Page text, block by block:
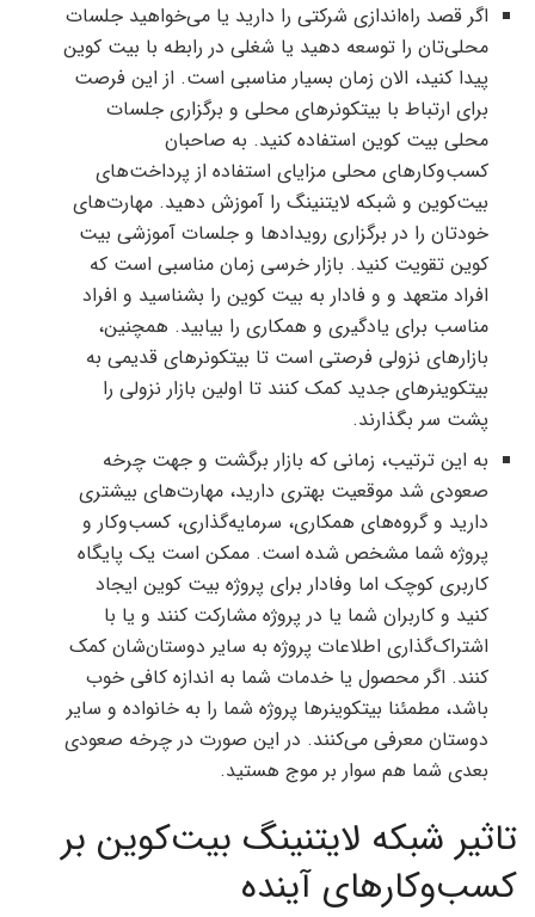
اگر قصد راه‌اندازی شرکتی را دارید یا می‌خواهید جلسات
محلی‌تان را توسعه دهید یا شغلی در رابطه با بیت کوین
پیدا کنید، الان زمان بسیار مناسبی است. از این فرصت
برای ارتباط با بیتکونرهای محلی و برگزاری جلسات
محلی بیت کوین استفاده کنید. به صاحبان
کسب‌و‌کارهای محلی مزایای استفاده از پرداخت‌های
بیت‌کوین و شبکه لایتنینگ را آموزش دهید. مهارت‌های
خودتان را در برگزاری رویدادها و جلسات آموزشی بیت
کوین تقویت کنید. بازار خرسی زمان مناسبی است که
افراد متعهد و و فادار به بیت کوین را بشناسید و افراد
مناسب برای یادگیری و همکاری را بیابید. همچنین،
بازارهای نزولی فرصتی است تا بیتکونرهای قدیمی به
بیتکوینرهای جدید کمک کنند تا اولین بازار نزولی را
پشت سر بگذارند.
به این ترتیب، زمانی که بازار برگشت و جهت چرخه
صعودی شد موقعیت بهتری دارید، مهارت‌های بیشتری
دارید و گروه‌های همکاری، سرمایه‌گذاری، کسب‌و‌کار و
پروژه شما مشخص شده است. ممکن است یک پایگاه
کاربری کوچک اما وفادار برای پروژه بیت کوین ایجاد
کنید و کاربران شما یا در پروژه مشارکت کنند و یا با
اشتراک‌گذاری اطلاعات پروژه به سایر دوستان‌شان کمک
کنند. اگر محصول یا خدمات شما به اندازه کافی خوب
باشد، مطمئنا بیتکوینرها پروژه شما را به خانواده و سایر
دوستان معرفی می‌کنند. در این صورت در چرخه صعودی
بعدی شما هم سوار بر موج هستید.
تاثیر شبکه لایتنینگ بیت‌کوین بر
کسب‌وکارهای آینده